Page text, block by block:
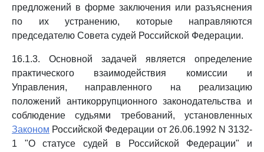
предложений в форме заключения или разъяснения
по их устранению, которые направляются
председателю Совета судей Российской Федерации.
16.1.3. Основной задачей является определение
практического взаимодействия комиссии и
Управления, направленного на реализацию
положений антикоррупционного законодательства и
соблюдение судьями требований, установленных
Законом Российской Федерации от 26.06.1992 N 3132-
1 "О статусе судей в Российской Федерации" и